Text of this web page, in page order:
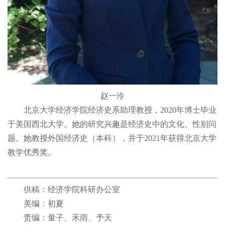
赵一泠
北京大学经济学院经济史系助理教授，2020年博士毕业
于美国西北大学。她的研究兴趣是经济史中的文化、性别问
题。她教授外国经济史（本科），并于2021年获得北京大学
教学优秀奖。
供稿：经济学院科研办公室
美编：初夏
责编：量子、禾雨、予天